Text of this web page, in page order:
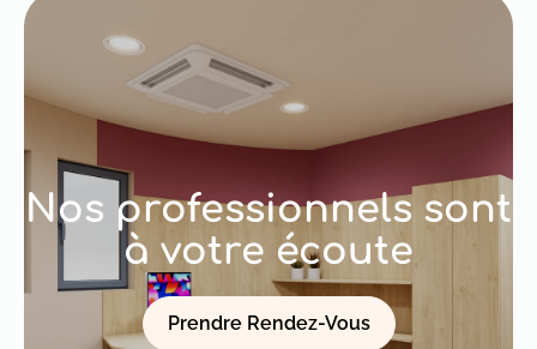
Nos professionnels sont
à votre écoute
Prendre Rendez-Vous